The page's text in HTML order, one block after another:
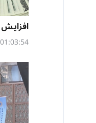
01:03:54 2026-08-08